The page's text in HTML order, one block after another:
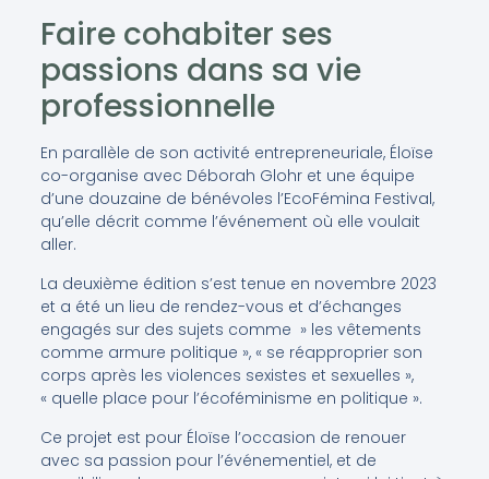
Faire cohabiter ses
passions dans sa vie
professionnelle
En parallèle de son activité entrepreneuriale, Éloïse
co-organise avec Déborah Glohr et une équipe
d’une douzaine de bénévoles l’EcoFémina Festival,
qu’elle décrit comme l’événement où elle voulait
aller.
La deuxième édition s’est tenue en novembre 2023
et a été un lieu de rendez-vous et d’échanges
engagés sur des sujets comme » les vêtements
comme armure politique », « se réapproprier son
corps après les violences sexistes et sexuelles »,
« quelle place pour l’écoféminisme en politique ».
Ce projet est pour Éloïse l’occasion de renouer
avec sa passion pour l’événementiel, et de